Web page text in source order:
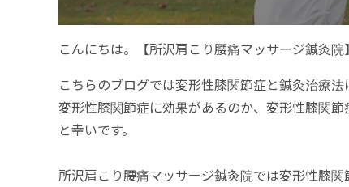
こんにちは。【所沢肩こり腰痛マッサージ鍼灸院
こちらのブログでは変形性膝関節症と鍼灸治療
変形性膝関節症に効果があるのか、変形性膝関
と幸いです。
所沢肩こり腰痛マッサージ鍼灸院では変形性膝関